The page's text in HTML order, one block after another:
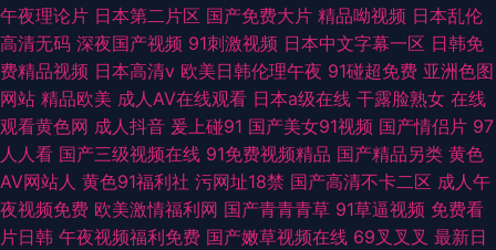
午夜理论片 日本第二片区 国产免费大片 精品呦视频 日本乱伦
高清无码 深夜国产视频 91刺激视频 日本中文字幕一区 日韩免
费精品视频 日本高清v 欧美日韩伦理午夜 91碰超免费 亚洲色图
网站 精品欧美 成人AV在线观看 日本a级在线 干露脸熟女 在线
观看黄色网 成人抖音 爰上碰91 国产美女91视频 国产情侣片 97
人人看 国产三级视频在线 91免费视频精品 国产精品另类 黄色
AV网站人 黄色91福利社 污网址18禁 国产高清不卡二区 成人午
夜视频免费 欧美激情福利网 国产青青青草 91草逼视频 免费看
片日韩 午夜视频福利免费 国产嫩草视频在线 69叉叉叉 最新日